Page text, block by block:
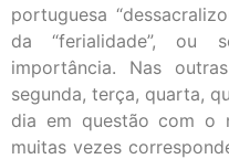
portuguesa
da “ferialidade”, ou
importância. Nas
segunda, terça, quarta,
dia em questão com o
muitas vezes